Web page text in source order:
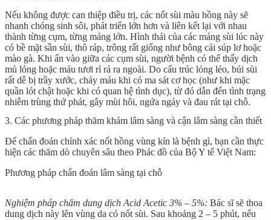
Nếu không được can thiệp điều trị, các nốt sùi màu hồng này sẽ
nhanh chóng sinh sôi, phát triển lớn hơn và liên kết lại với nhau
thành từng cụm, từng mảng lớn. Hình thái của các mảng sùi lúc này
có bề mặt sần sùi, thô ráp, trông rất giống như bông cải súp lơ hoặc
mào gà. Khi ấn vào giữa các cụm sùi, người bệnh có thể thấy dịch
mủ lỏng hoặc máu tươi rỉ rả ra ngoài. Do cấu trúc lỏng lẻo, búi sùi
rất dễ bị trầy xước, chảy máu khi có ma sát cơ học (như khi mặc
quần lót chật hoặc khi có quan hệ tình dục), từ đó dẫn đến tình trạng
nhiễm trùng thứ phát, gây mùi hôi, ngứa ngáy và đau rát tại chỗ.
3. Các phương pháp thăm khám lâm sàng và cận lâm sàng cần thiết
Để chẩn đoán chính xác nốt hồng vùng kín là bệnh gì, bạn cần thực
hiện các thăm dò chuyên sâu theo Phác đồ của Bộ Y tế Việt Nam:
Phương pháp chẩn đoán lâm sàng tại chỗ
Nghiệm pháp chấm dung dịch Acid Acetic 3% – 5%: Bác sĩ sẽ thoa
dung dịch này lên vùng da có nốt sùi. Sau khoảng 2 – 5 phút, nếu